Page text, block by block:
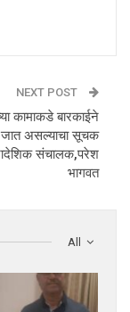
NEXT POST
कामाकडे बारकाईने
असल्याचा सूचक
संचालक,परेश
भागवत
All